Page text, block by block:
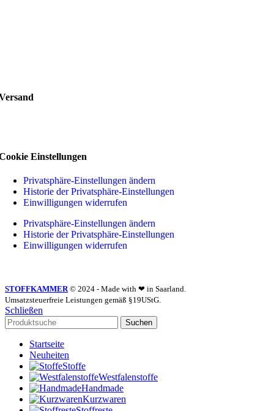
Einstellungen
Privatsphäre-Einstellungen ändern
Historie der Privatsphäre-Einstellungen
Einwilligungen widerrufen
Privatsphäre-Einstellungen ändern
Historie der Privatsphäre-Einstellungen
Einwilligungen widerrufen
STOFFKAMMER © 2024 - Made with ❤ in Saarland.
Umsatzsteuerfreie Leistungen gemäß §19UStG.
Schließen
Suchen
Startseite
Neuheiten
Stoffe
Westfalenstoffe
Handmade
Kurzwaren